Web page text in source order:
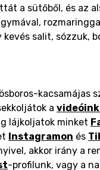
a sütőből, és az
kevés salit, sózzuk,
kacsamájas
a
lájkoljatok minket
Instagramon és
akkor irány a
-profilunk, vagy a